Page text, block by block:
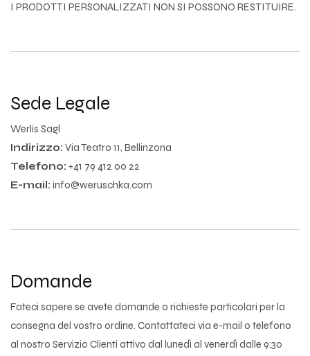
I PRODOTTI PERSONALIZZATI NON SI POSSONO RESTITUIRE.
Sede Legale
Werlis Sagl
Indirizzo: Via Teatro 11, Bellinzona
Telefono: +41 79 412 00 22
E-mail: info@weruschka.com
Domande
Fateci sapere se avete domande o richieste particolari per la
consegna del vostro ordine. Contattateci via e-mail o telefono
al nostro Servizio Clienti attivo dal lunedì al venerdì dalle 9:30